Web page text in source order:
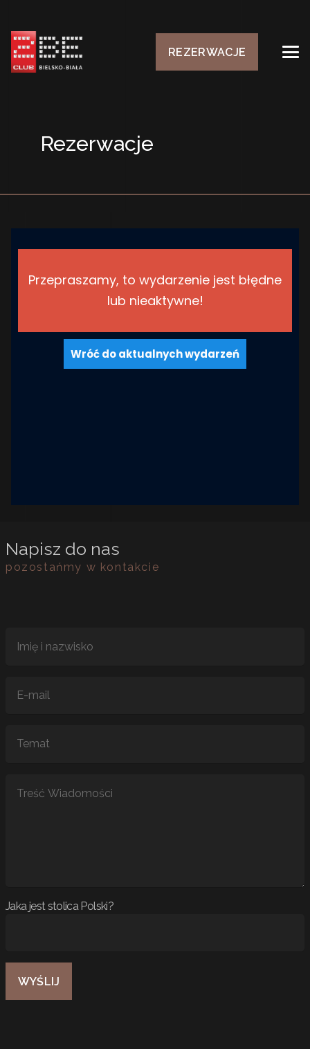
REZERWACJE
Rezerwacje
Przepraszamy, to wydarzenie jest błędne
lub nieaktywne!
Wróć do aktualnych wydarzeń
Napisz do nas
pozostańmy w kontakcie
Jaka jest stolica Polski?